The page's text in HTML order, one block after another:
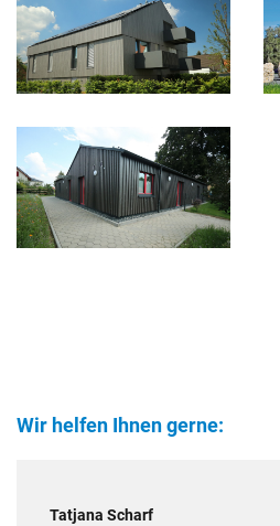
Wir helfen Ihnen gerne:
Tatjana Scharf